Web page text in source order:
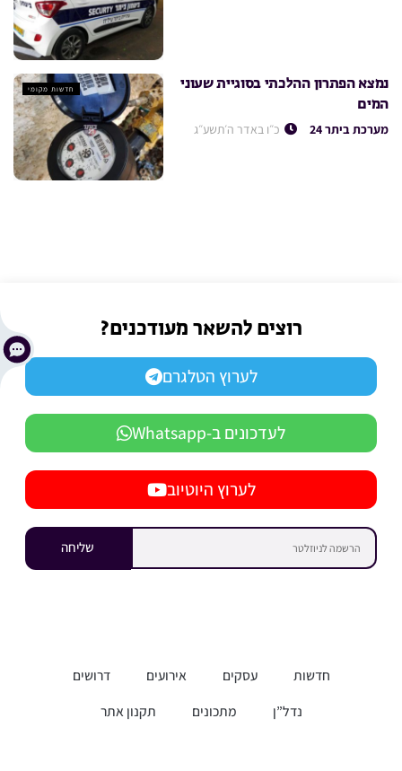
חדשות מקומי
נמצא הפתרון ההלכתי בסוגיית שעוני
המים
מערכת ביתר 24 כ״ו באדר ה׳תשע״ג
רוצים להשאר מעודכנים?
לערוץ הטלגרם
לעדכונים ב-Whatsapp
לערוץ היוטיוב
שליחה
חדשות עסקים אירועים
דרושים
נדל”ן
מתכונים תקנון אתר